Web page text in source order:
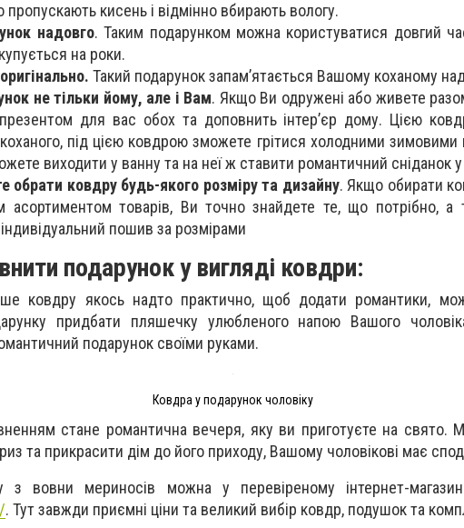
пропускають кисень і відмінно вбирають вологу.
надовго. Таким подарунком можна користуватися довгий
на роки.
Такий подарунок запам’ятається Вашому коханому
не тільки йому, але і Вам. Якщо Ви одружені або живете
для вас обох та доповнить інтер’єр дому. Цією
під цією ковдрою зможете грітися холодними зимовими
виходити у ванну та на неї ж ставити романтичний сніданок
обрати ковдру будь-якого розміру та дизайну. Якщо обирати
асортиментом товарів, Ви точно знайдете те, що потрібно, а
пошив за розмірами
подарунок у вигляді ковдри:
ковдру якось надто практично, щоб додати романтики,
придбати пляшечку улюбленого напою Вашого
подарунок своїми руками.
Ковдра у подарунок чоловіку
стане романтична вечеря, яку ви приготуєте на свято.
та прикрасити дім до його приходу, Вашому чоловікові має
з вовни мериносів можна у перевіреному інтернет-
. Тут завжди приємні ціни та великий вибір ковдр, подушок та